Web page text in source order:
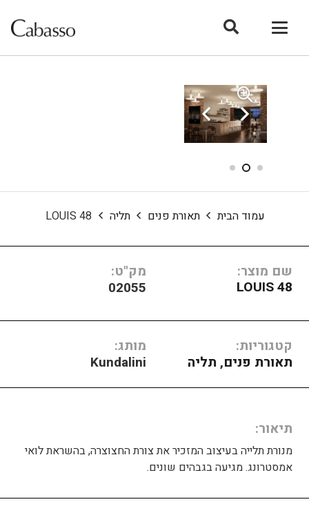
עמוד הבית תאורת פנים תליה LOUIS 48
שם מוצר:
LOUIS 48
מק"ט:
02055
קטגוריות:
תאורת פנים, תליה
מותג:
Kundalini
תיאור
מנורת תלייה בעיצוב המזכיר את צורת החצוצרה, בהשראת לואי
אמסטרונג. מגיעה בגבהים שונים.